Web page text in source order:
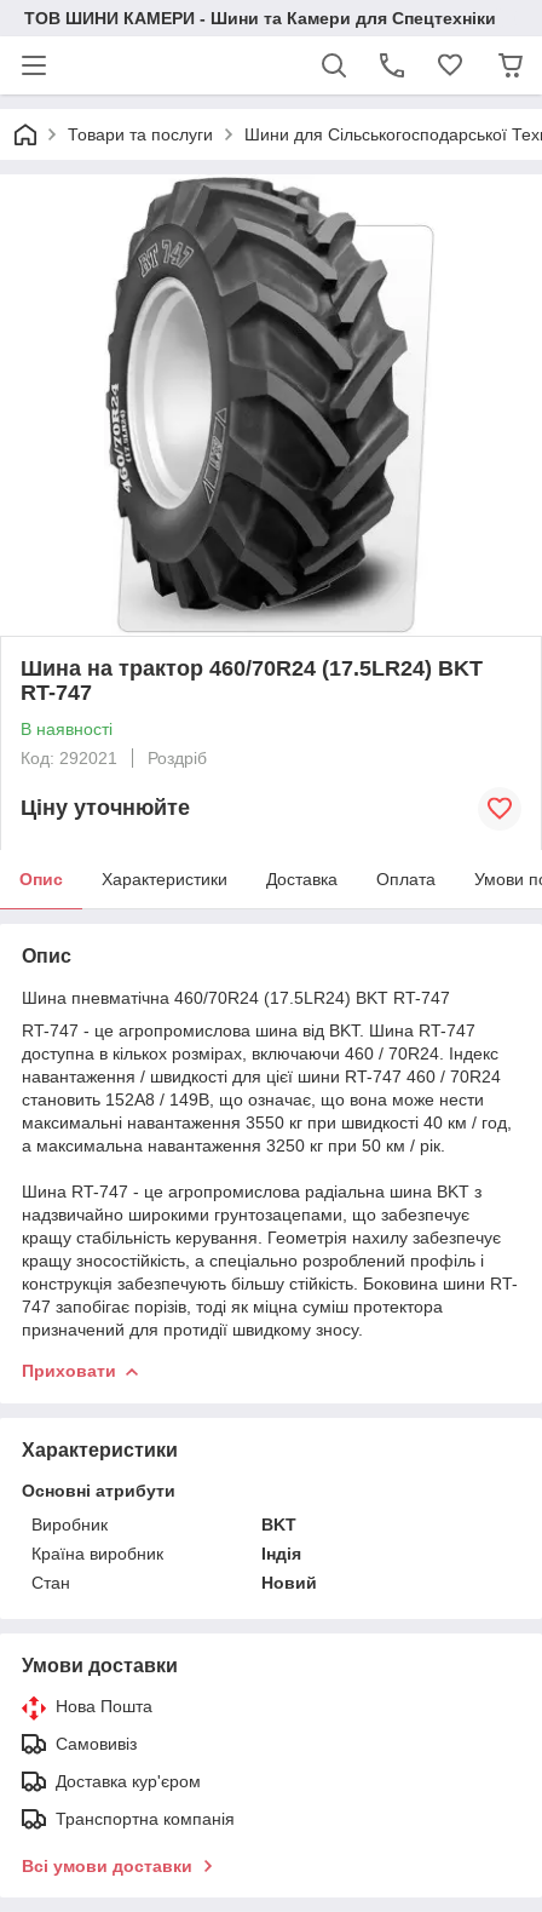
ТОВ ШИНИ КАМЕРИ - Шини та Камери для Спецтехніки
Товари та послуги Шини для Сільськогосподарської
Шина на трактор 460/70R24 (17.5LR24) BKT
RT-747
В наявності
Код: 292021
Роздріб
Ціну уточнюйте
Опис Характеристики Доставка Оплата Умови
Опис
Шина пневматічна 460/70R24 (17.5LR24) BKT RT-747
RT-747 - це агропромислова шина від BKT. Шина RT-747
доступна в кількох розмірах, включаючи 460 / 70R24. Індекс
навантаження / швидкості для цієї шини RT-747 460 / 70R24
становить 152А8 / 149В, що означає, що вона може нести
максимальні навантаження 3550 кг при швидкості 40 км / год,
а максимальна навантаження 3250 кг при 50 км / рік.
Шина RT-747 - це агропромислова радіальна шина BKT з
надзвичайно широкими грунтозацепами, що забезпечує
кращу стабільність керування.
Геометрія нахилу забезпечує
кращу зносостійкість, а спеціально розроблений профіль і
конструкція забезпечують більшу стійкість. Боковина шини RT-
747 запобігає порізів, тоді як міцна суміш протектора
призначений для протидії швидкому зносу.
Приховати
Характеристики
Основні атрибути
Виробник
BKT
Країна виробник
Індія
Стан
Новий
Умови доставки
Нова Пошта
Самовивіз
Доставка кур'єром
Транспортна компанія
Всі умови доставки